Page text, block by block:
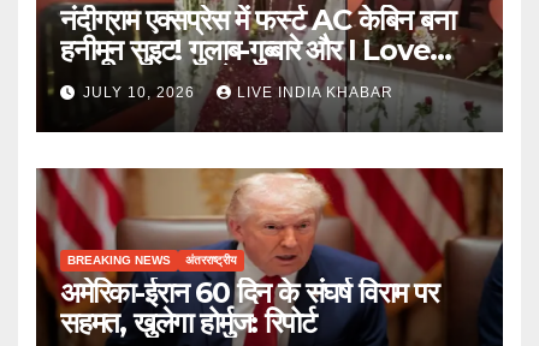
नंदीग्राम एक्सप्रेस में फर्स्ट AC केबिन बना
हनीमून सुइट! गुलाब-गुब्बारे और I Love
You, TTE सस्पेंड
JULY 10, 2026 LIVE INDIA KHABAR
BREAKING NEWS अंतरराष्ट्रीय
अमेरिका-ईरान 60 दिन के संघर्ष विराम पर
सहमत, खुलेगा होर्मुज: रिपोर्ट